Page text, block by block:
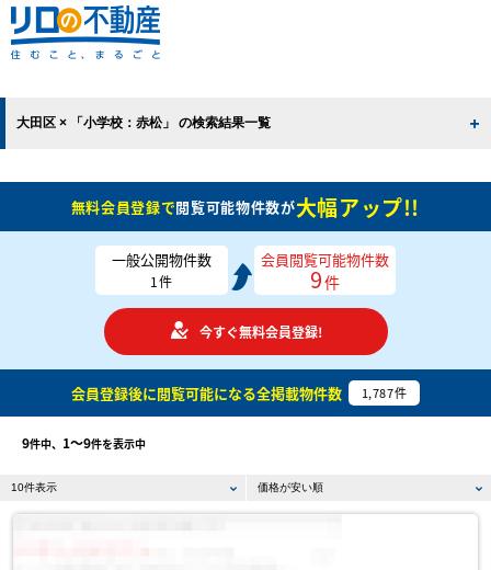
大田区 × 「小学校：赤松」 の検索結果一覧
無料会員登録で閲覧可能物件数が大幅アップ!!
一般公開物件数
1件
会員閲覧可能物件数
9件
今すぐ無料会員登録!
会員登録後に閲覧可能になる全掲載物件数 1,787件
9件中、 1〜9件を表示中